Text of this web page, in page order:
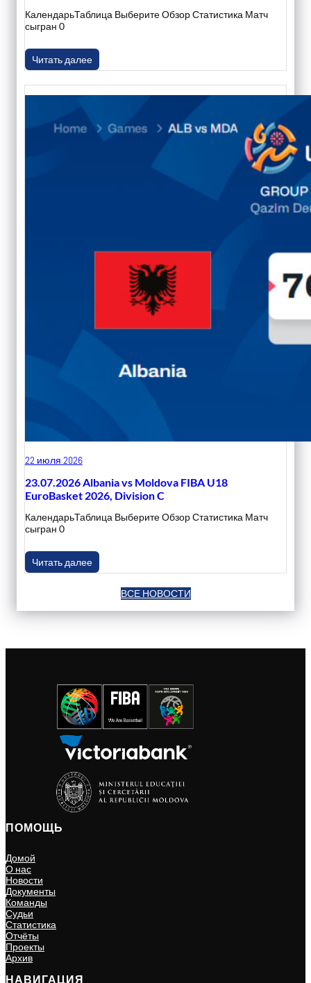
КалендарьТаблица Выберите Обзор Статистика Матч
сыгран 0
Читать далее
22 июля 2026
23.07.2026 Albania vs Moldova FIBA U18
EuroBasket 2026, Division C
КалендарьТаблица Выберите Обзор Статистика Матч
сыгран 0
Читать далее
ВСЕ НОВОСТИ
ПОМОЩЬ
Домой
О нас
Новости
Документы
Команды
Судьи
Статистика
Отчёты
Проекты
Архив
НАВИГАЦИЯ